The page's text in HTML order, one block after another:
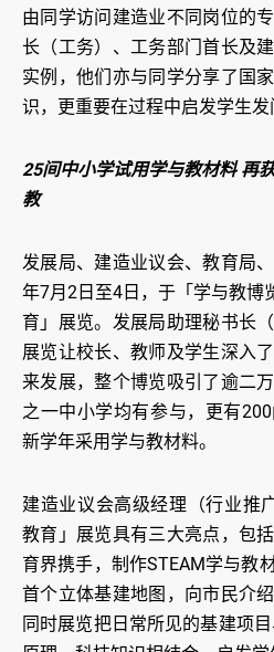
由同学访问建造业不同岗位的
长（工务）、工务部门首长及
实例，他们亦与同学分享了国
识，更重要在过程中启发学生发
25间中小学试用学与教材料 再
教
发展局、建造业议会、教育局
年7月2日至4日，于「学与教博
育」展览。发展局助理秘书长
展览让校长、教师及学生深入
来发展，整个博览吸引了逾二
之一中小学均有参与，更有
新学年采用学与教材料。
建造业议会高级经理（行业推
教育」展览具有三大亮点，包
育界携手，制作STEAM学与教
首个立体基建地图，向市民介
同时展览把日常所见的基建项